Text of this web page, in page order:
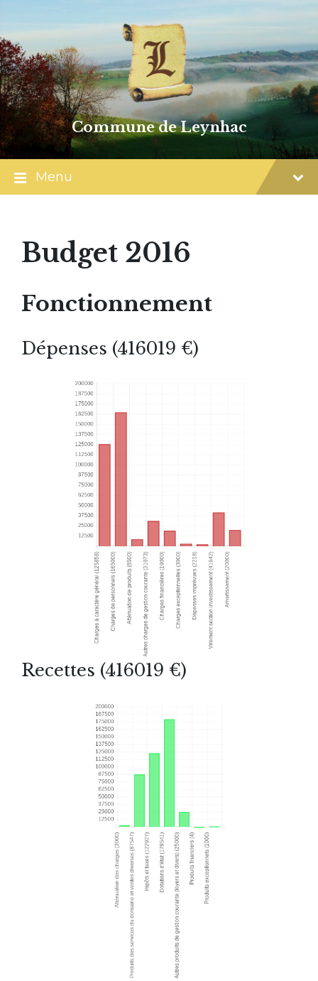
content
main
navigation
footer
Commune de Leynhac
Menu
Budget 2016
Fonctionnement
Dépenses (416019 €)
Recettes (416019 €)